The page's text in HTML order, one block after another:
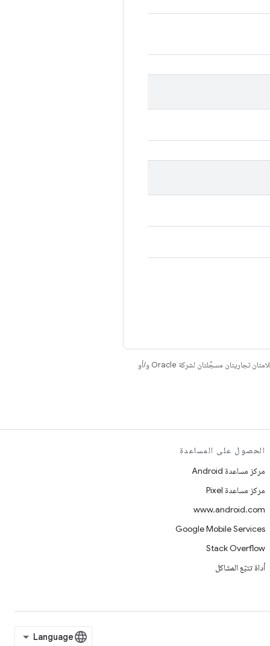
. إنّ Java وOpenJDK هما علامتان تجاريتان مسجَّلتان لشركة Oracle و/أو
الحصول على المساعدة
مركز مساعدة Android
مركز مساعدة Pixel
www.android.com
Google Mobile Services
Stack Overflow
أداة تتبّع المشاكل